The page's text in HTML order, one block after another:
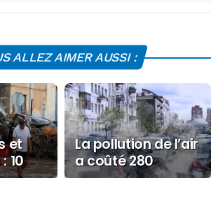
ALLEZ AIMER AUSSI :
et
10
La pollution de l’air
a coûté 280
milliards en 10 ans